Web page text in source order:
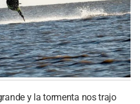
y la tormenta nos trajo